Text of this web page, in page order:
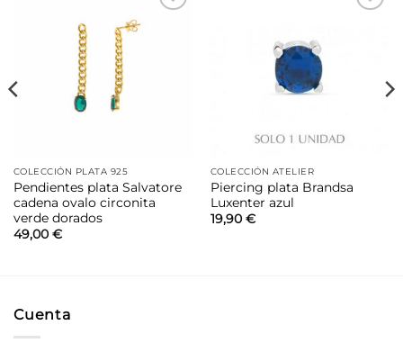
COLECCIÓN PLATA 925
Pendientes plata Salvatore
cadena ovalo circonita
verde dorados
49,00 €
COLECCIÓN ATELIER
Piercing plata Brandsa
Luxenter azul
19,90 €
Cuenta